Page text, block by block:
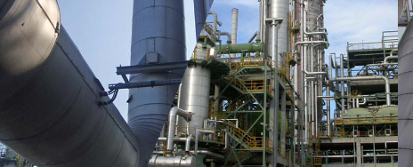
LEITUNGEN, KOLONNEN
REAKTOREN, ROHRBRÜCKEN